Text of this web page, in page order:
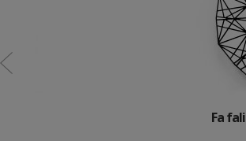
Fa falióra Arte Nox Clock